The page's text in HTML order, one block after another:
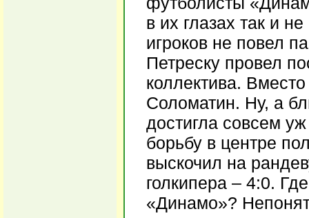
в их глазах так и
игроков не повел
Петреску провел
коллектива.
Соломатин. Ну, а
достигла совсем
борьбу в центре
выскочил на
голкипера – 4:0.
«Динамо»?